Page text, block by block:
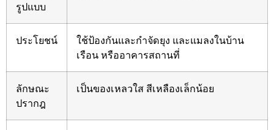
รูปแบบ
ประโยชน์
ใช้ป้องกันและกำจัดยุง และแมลงในบ้าน
เรือน หรืออาคารสถานที่
ลักษณะ
ปรากฎ
เป็นของเหลวใส สีเหลืองเล็กน้อย